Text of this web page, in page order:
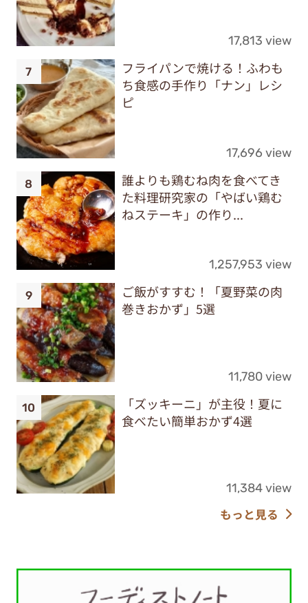
17,813 view
フライパンで焼ける！ふわも
ち食感の手作り「ナン」レシ
ピ
17,696 view
誰よりも鶏むね肉を食べてき
た料理研究家の「やばい鶏む
ねステーキ」の作り...
1,257,953 view
ご飯がすすむ！「夏野菜の肉
巻きおかず」5選
11,780 view
「ズッキーニ」が主役！夏に
食べたい簡単おかず4選
11,384 view
もっと見る